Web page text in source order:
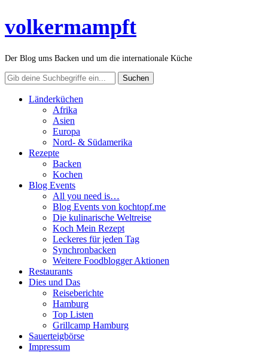
volkermampft
Der Blog ums Backen und um die internationale Küche
Länderküchen
Afrika
Asien
Europa
Nord- & Südamerika
Rezepte
Backen
Kochen
Blog Events
All you need is…
Blog Events von kochtopf.me
Die kulinarische Weltreise
Koch Mein Rezept
Leckeres für jeden Tag
Synchronbacken
Weitere Foodblogger Aktionen
Restaurants
Dies und Das
Reiseberichte
Hamburg
Top Listen
Grillcamp Hamburg
Sauerteigbörse
Impressum